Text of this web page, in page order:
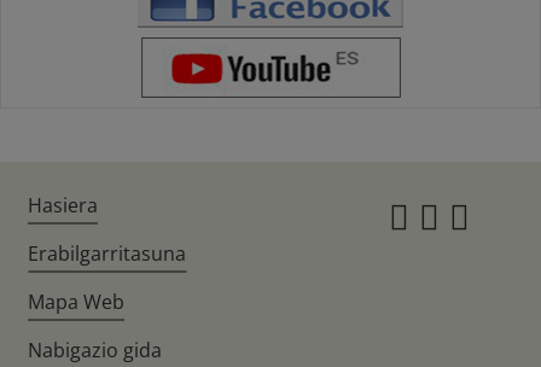
Hasiera
Erabilgarritasuna
Mapa Web
Nabigazio gida